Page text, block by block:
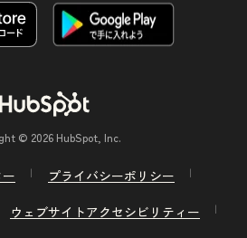
© 2026 HubSpot, Inc.
プライバシーポリシー
ウェブサイトアクセシビリティー